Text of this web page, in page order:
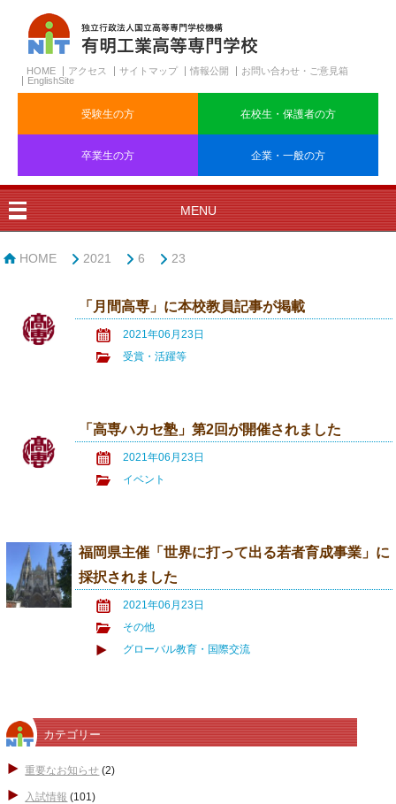
HOME アクセス サイトマップ 情報公開
お問い合わせ・ご意見箱
EnglishSite
受験生の方 在校生・保護者の方
卒業生の方 企業・一般の方
MENU
HOME 2021 6 23
「月間高専」に本校教員記事が掲載
2021年06月23日
受賞・活躍等
「高専ハカセ塾」第2回が開催されました
2021年06月23日
イベント
福岡県主催「世界に打って出る若者育成事業」に
採択されました
2021年06月23日
その他
グローバル教育・国際交流
カテゴリー
重要なお知らせ (2)
入試情報 (101)